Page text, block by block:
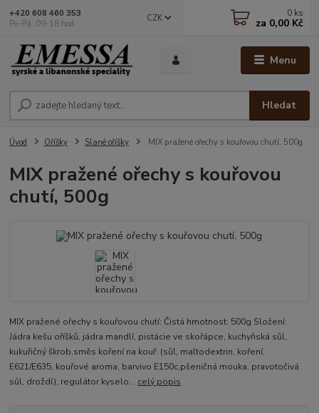
Menu
CZK
Hledat
+420 608 460 353
Po-Pá: 09-18 hod.
0 ks
za 0,00 Kč
Úvod Oříšky Slané oříšky MIX pražené ořechy s kouřovou chutí, 500g
MIX pražené ořechy s kouřovou
chutí, 500g
MIX pražené ořechy s kouřovou chutí: Čistá hmotnost: 500g Složení:
Jádra kešu oříšků, jádra mandlí, pistácie ve skořápce, kuchyňská sůl,
kukuřičný škrob,směs koření na kouř: (sůl, maltodextrin, koření,
E621/E635, kouřové aroma, barvivo E150c,pšeničná mouka, pravotočivá
sůl, droždí), regulátor kyselo... celý popis